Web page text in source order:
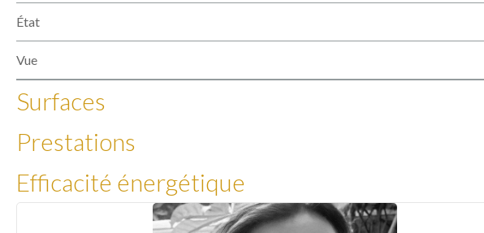
État
Vue
Surfaces
Prestations
Efficacité énergétique